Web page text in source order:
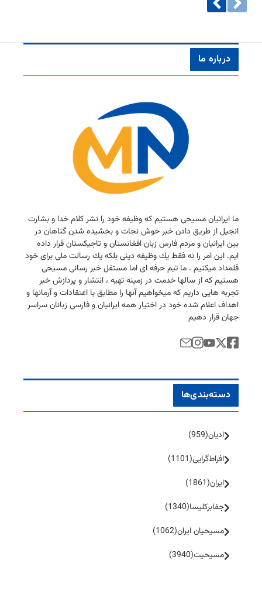
درباره ما
ما ایرانیان مسیحی هستیم كه وظیفه خود را نشر كلام خدا و بشارت
انجیل از طریق دادن خبر خوش نجات و بخشیده شدن گناهان در
بین ایرانیان و مردم فارس زبان افغانستان و تاجیكستان قرار داده
ایم. این امر را نه فقط یك وظیفه دینی بلكه یك رسالت ملی برای خود
قلمداد میكنیم . ما تیم حرفه ای اما مستقل خبر رسانی مسیحی
هستیم كه از سالها خدمت در زمینه تهیه ، انتشار و پردازش خبر
تجربه هایی داریم كه میخواهیم آنها را مطابق با اعتقادات و آرمانها و
اهداف اعلام شده خود در اختیار همه ایرانیان و فارسی زبانان سراسر
جهان قرار دهیم
دسته‌بندی‌ها
ادیان(959)
افراط‌گرایی(1101)
ایران(1861)
جفا‌بر‌کلیسا(1340)
مسیحیان ایران(1062)
مسیحیت(3940)